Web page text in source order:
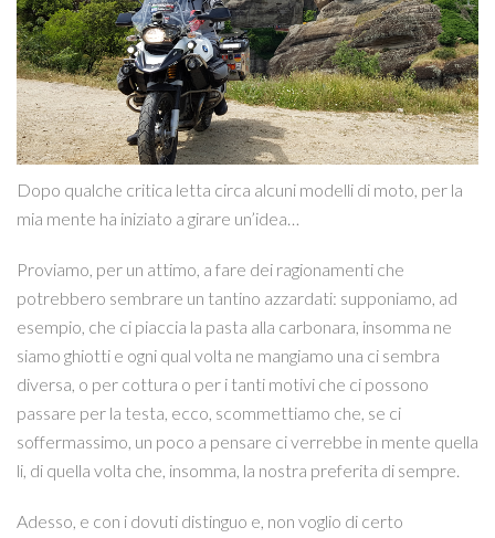
Dopo qualche critica letta circa alcuni modelli di moto, per la
mia mente ha iniziato a girare un’idea…
Proviamo, per un attimo, a fare dei ragionamenti che
potrebbero sembrare un tantino azzardati: supponiamo, ad
esempio, che ci piaccia la pasta alla carbonara, insomma ne
siamo ghiotti e ogni qual volta ne mangiamo una ci sembra
diversa, o per cottura o per i tanti motivi che ci possono
passare per la testa, ecco, scommettiamo che, se ci
soffermassimo, un poco a pensare ci verrebbe in mente quella
li, di quella volta che, insomma, la nostra preferita di sempre.
Adesso, e con i dovuti distinguo e, non voglio di certo